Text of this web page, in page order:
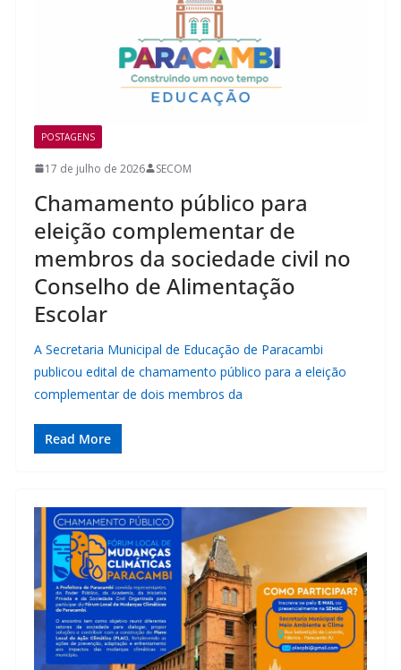
POSTAGENS
17 de julho de 2026 SECOM
Chamamento público para
eleição complementar de
membros da sociedade civil no
Conselho de Alimentação
Escolar
A Secretaria Municipal de Educação de Paracambi
publicou edital de chamamento público para a eleição
complementar de dois membros da
Read More